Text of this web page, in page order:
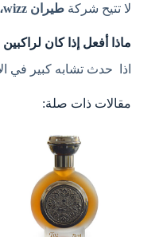
لا تتيح شركة طيران wizz،
ماذا أفعل إذا كان
اذا حدث تشابه كبير في
مقالات ذات صلة: